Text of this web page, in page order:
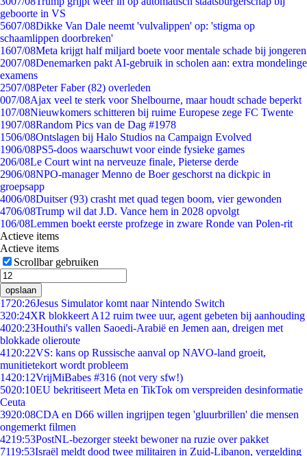
geboorte in VS
5607/08Dikke Van Dale neemt 'vulvalippen' op: 'stigma op
schaamlippen doorbreken'
1607/08Meta krijgt half miljard boete voor mentale schade bij jongeren
2007/08Denemarken pakt AI-gebruik in scholen aan: extra mondelinge
examens
2507/08Peter Faber (82) overleden
007/08Ajax veel te sterk voor Shelbourne, maar houdt schade beperkt
107/08Nieuwkomers schitteren bij ruime Europese zege FC Twente
1907/08Random Pics van de Dag #1978
1506/08Ontslagen bij Halo Studios na Campaign Evolved
1906/08PS5-doos waarschuwt voor einde fysieke games
206/08Le Court wint na nerveuze finale, Pieterse derde
2906/08NPO-manager Menno de Boer geschorst na dickpic in
groepsapp
4006/08Duitser (93) crasht met quad tegen boom, vier gewonden
4706/08Trump wil dat J.D. Vance hem in 2028 opvolgt
106/08Lemmen boekt eerste profzege in zware Ronde van Polen-rit
Actieve items
Actieve items
Scrollbar gebruiken
opslaan
1720:26Jesus Simulator komt naar Nintendo Switch
320:24XR blokkeert A12 ruim twee uur, agent gebeten bij aanhouding
4020:23Houthi's vallen Saoedi-Arabië en Jemen aan, dreigen met
blokkade olieroute
41 20:22VS: kans op Russische aanval op NAVO-land groeit,
munitietekort wordt probleem
1420:12VrijMiBabes #316 (not very sfw!)
5020:10EU bekritiseert Meta en TikTok om verspreiden desinformatie
Ceuta
3920:08CDA en D66 willen ingrijpen tegen 'gluurbrillen' die mensen
ongemerkt filmen
4219:53PostNL-bezorger steekt bewoner na ruzie over pakket
7119:53Israël meldt dood twee militairen in Zuid-Libanon, vergelding